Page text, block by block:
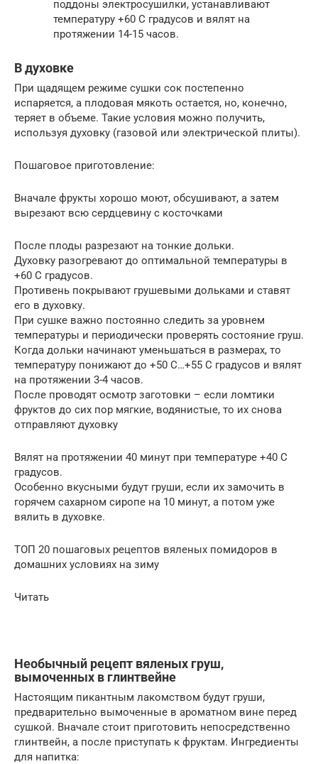
поддоны электросушилки, устанавливают
температуру +60 С градусов и вялят на
протяжении 14-15 часов.
В духовке
При щадящем режиме сушки сок постепенно
испаряется, а плодовая мякоть остается, но, конечно,
теряет в объеме. Такие условия можно получить,
используя духовку (газовой или электрической плиты).
Пошаговое приготовление:
Вначале фрукты хорошо моют, обсушивают, а затем
вырезают всю сердцевину с косточками
После плоды разрезают на тонкие дольки.
Духовку разогревают до оптимальной температуры в
+60 С градусов.
Противень покрывают грушевыми дольками и ставят
его в духовку.
При сушке важно постоянно следить за уровнем
температуры и периодически проверять состояние груш.
Когда дольки начинают уменьшаться в размерах, то
температуру понижают до +50 С…+55 С градусов и вялят
на протяжении 3-4 часов.
После проводят осмотр заготовки – если ломтики
фруктов до сих пор мягкие, водянистые, то их снова
отправляют духовку
Вялят на протяжении 40 минут при температуре +40 С
градусов.
Особенно вкусными будут груши, если их замочить в
горячем сахарном сиропе на 10 минут, а потом уже
вялить в духовке.
ТОП 20 пошаговых рецептов вяленых помидоров в
домашних условиях на зиму
Читать
Необычный рецепт вяленых груш,
вымоченных в глинтвейне
Настоящим пикантным лакомством будут груши,
предварительно вымоченные в ароматном вине перед
сушкой. Вначале стоит приготовить непосредственно
глинтвейн, а после приступать к фруктам. Ингредиенты
для напитка: